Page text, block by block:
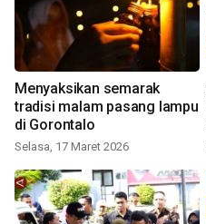
Menyaksikan semarak
tradisi malam pasang lampu
di Gorontalo
Selasa, 17 Maret 2026